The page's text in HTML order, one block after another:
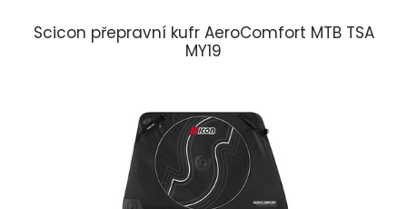
Scicon přepravní kufr AeroComfort MTB TSA
MY19